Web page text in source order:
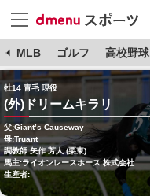
MLB ゴルフ 高校野球
牡14 青毛 現役
(外)ドリームキラリ
父:Giant’s Causeway
母:Truant
調教師:矢作 芳人 (栗東)
馬主:ライオンレースホース 株式会社
生産者: